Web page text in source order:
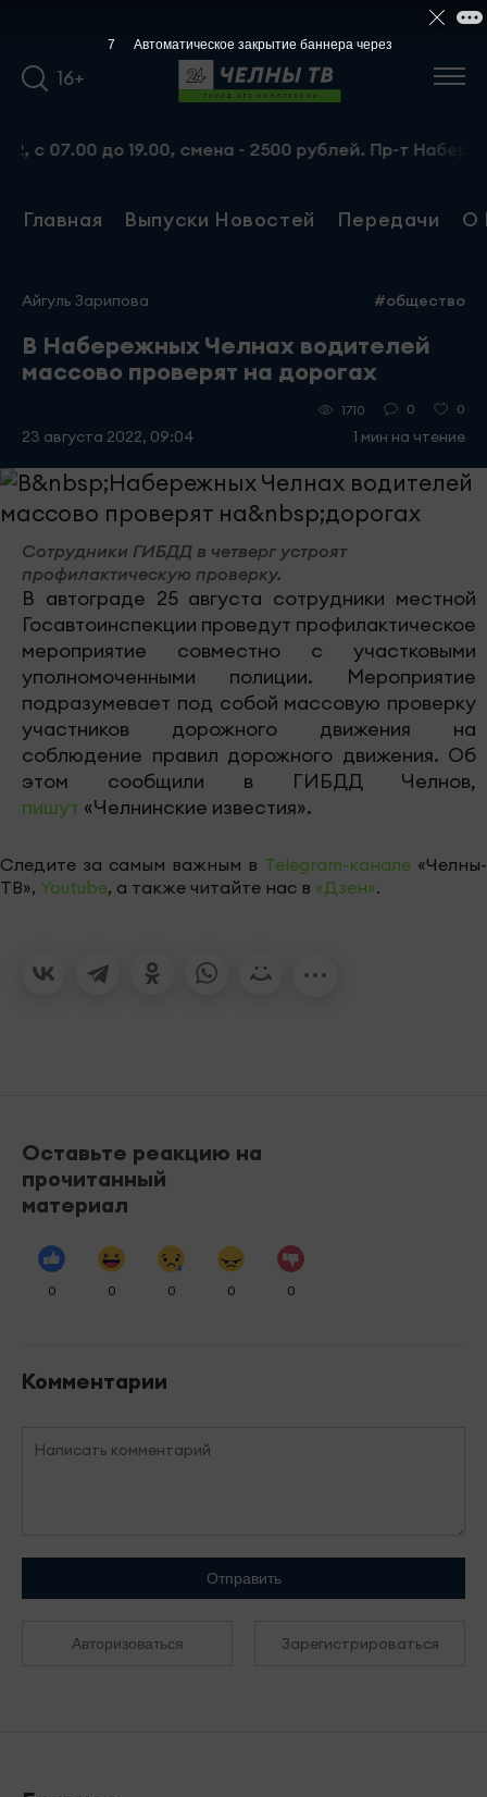
16+
до 19.00, смена - 2500 рублей. Пр-т
Главная Выпуски Новостей Передачи О
Айгуль Зарипова #общество
В Набережных Челнах водителей
массово проверят на дорогах
23 августа 2022, 09:04
1710 0 0
1 мин на чтение
Сотрудники ГИБДД в четверг устроят
профилактическую проверку.
В автограде 25 августа сотрудники местной
Госавтоинспекции проведут профилактическое
мероприятие совместно с участковыми
уполномоченными полиции. Мероприятие
подразумевает под собой массовую проверку
участников дорожного движения на
соблюдение правил дорожного движения. Об
этом сообщили в ГИБДД Челнов,
пишут «Челнинские известия».
Следите за самым важным в Telegram-канале «Челны-
ТВ», Youtube, а также читайте нас в «Дзен».
Оставьте реакцию на
прочитанный
материал
0 0 0 0 0
Комментарии
Отправить
Авторизоваться Зарегистрироваться
6 Автоматическое закрытие баннера через